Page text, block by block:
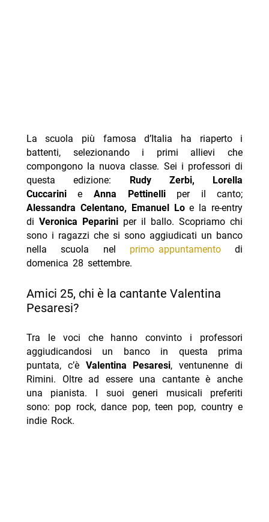
La scuola più famosa d’Italia ha riaperto i
battenti, selezionando i primi allievi che
compongono la nuova classe. Sei i professori di
questa edizione:
Rudy Zerbi, Lorella
Cuccarinie Anna Pettinelliper il canto;
Alessandra Celentano, Emanuel Loe la re-entry
di Veronica Pepariniper il ballo. Scopriamo chi
sono i ragazzi che si sono aggiudicati un banco
nella scuola nel primo appuntamentodi
domenica 28 settembre.
Amici 25, chi è la cantante Valentina
Pesaresi?
Tra le voci che hanno convinto i professori
aggiudicandosi un banco in questa prima
puntata, c’è Valentina Pesaresi, ventunenne di
Rimini. Oltre ad essere una cantante è anche
una pianista. I suoi generi musicali preferiti
sono: pop rock, dance pop, teen pop, country e
indie Rock.